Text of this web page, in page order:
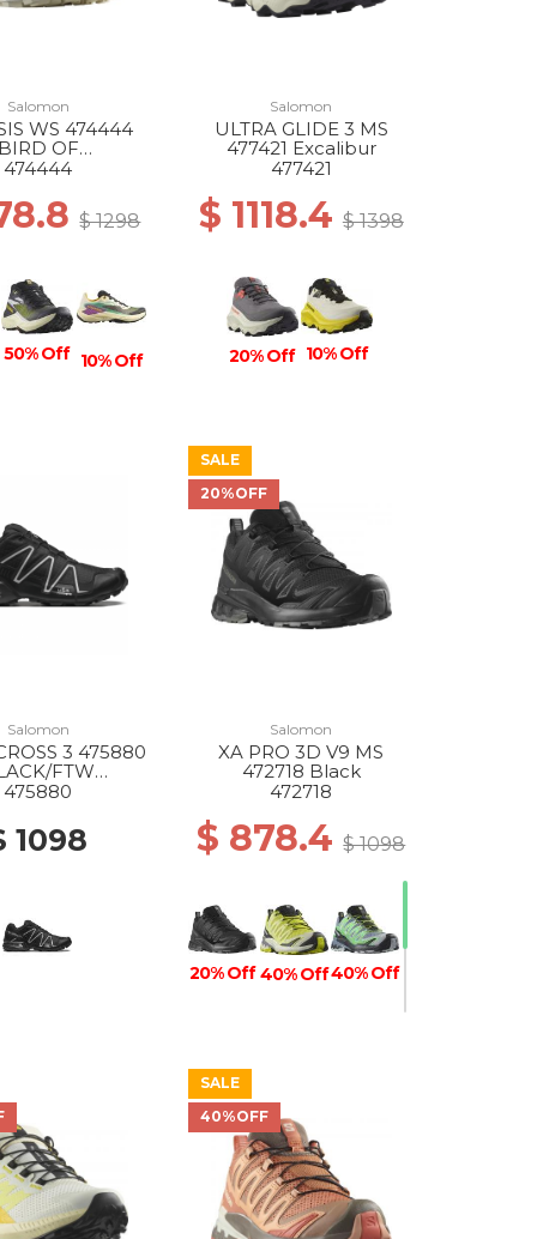
Salomon
WS 474444
OF
BK/ALMOND
474444
$ 1298
50% Off 10% Off
Salomon
ULTRA GLIDE 3 MS
477421 Excalibur
477421
$ 1118.4 $ 1398
20% Off 10% Off
Salomon
3 475880
FTW
BLACK
475880
1098
SALE
20%OFF
Salomon
XA PRO 3D V9 MS
472718 Black
472718
$ 878.4$ 1098
20% Off 40% Off40% Off
40% Off
SALE
40%OFF